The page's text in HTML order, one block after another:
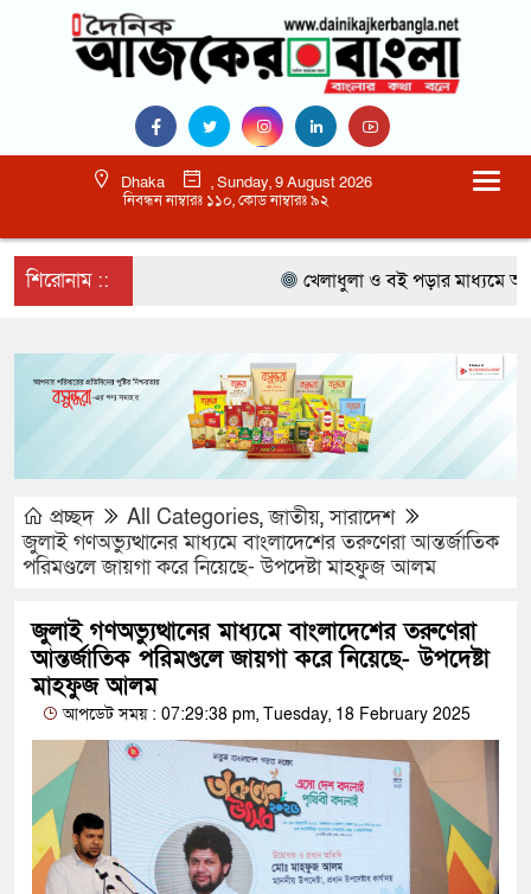
Dhaka
, Sunday, 9 August 2026
নিবন্ধন নাম্বারঃ ১১০, কোড নাম্বারঃ ৯২
শিরোনাম :: খেলাধুলা ও বই পড়ার মাধ্যমে
প্রচ্ছদ All Categories,জাতীয়,সারাদেশ
জুলাই গণঅভ্যুত্থানের মাধ্যমে বাংলাদেশের তরুণেরা আন্তর্জাতিক
পরিমণ্ডলে জায়গা করে নিয়েছে- উপদেষ্টা মাহফুজ আলম
জুলাই গণঅভ্যুত্থানের মাধ্যমে বাংলাদেশের তরুণেরা
আন্তর্জাতিক পরিমণ্ডলে জায়গা করে নিয়েছে- উপদেষ্টা
মাহফুজ আলম
আপডেট সময় : 07:29:38 pm, Tuesday, 18 February 2025